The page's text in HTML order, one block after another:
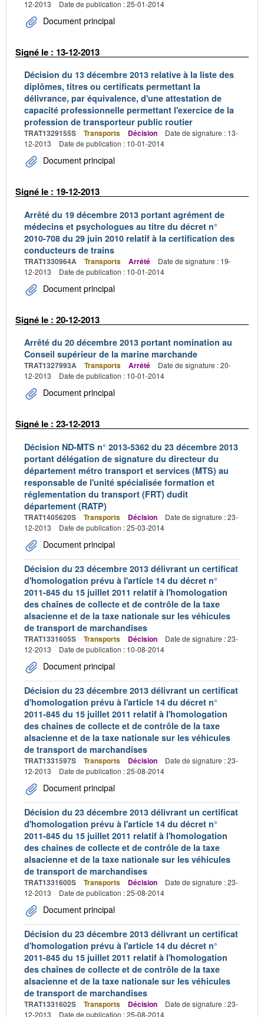
12-2013 Date de publication : 25-01-2014
Document principal
Signé le : 13-12-2013
Décision du 13 décembre 2013 relative à la liste des
diplômes, titres ou certificats permettant la
délivrance, par équivalence, d'une attestation de
capacité professionnelle permettant l'exercice de la
profession de transporteur public routier
TRAT1329155S Transports Décision
Date de signature : 13-
12-2013
Date de publication : 10-01-2014
Document principal
Signé le : 19-12-2013
Arrêté du 19 décembre 2013 portant agrément de
médecins et psychologues au titre du décret n°
2010-708 du 29 juin 2010 relatif à la certification des
conducteurs de trains
TRAT1330964A Transports Arrêté
Date de signature : 19-
12-2013
Date de publication : 10-01-2014
Document principal
Signé le : 20-12-2013
Arrêté du 20 décembre 2013 portant nomination au
Conseil supérieur de la marine marchande
TRAT1327993A Transports Arrêté
Date de signature : 20-
12-2013
Date de publication : 10-01-2014
Document principal
Signé le : 23-12-2013
Décision ND-MTS n° 2013-5362 du 23 décembre 2013
portant délégation de signature du directeur du
département métro transport et services (MTS) au
responsable de l'unité spécialisée formation et
réglementation du transport (FRT) dudit
département (RATP)
TRAT1405620S Transports Décision
Date de signature : 23-
12-2013
Date de publication : 25-03-2014
Document principal
Décision du 23 décembre 2013 délivrant un certificat
d'homologation prévu à l'article 14 du décret n°
2011-845 du 15 juillet 2011 relatif à l'homologation
des chaînes de collecte et de contrôle de la taxe
alsacienne et de la taxe nationale sur les véhicules
de transport de marchandises
TRAT1331605S Transports Décision
Date de signature : 23-
12-2013
Date de publication : 10-08-2014
Document principal
Décision du 23 décembre 2013 délivrant un certificat
d'homologation prévu à l'article 14 du décret n°
2011-845 du 15 juillet 2011 relatif à l'homologation
des chaînes de collecte et de contrôle de la taxe
alsacienne et de la taxe nationale sur les véhicules
de transport de marchandises
TRAT1331597S Transports Décision
Date de signature : 23-
12-2013
Date de publication : 25-08-2014
Document principal
Décision du 23 décembre 2013 délivrant un certificat
d'homologation prévu à l'article 14 du décret n°
2011-845 du 15 juillet 2011 relatif à l'homologation
des chaînes de collecte et de contrôle de la taxe
alsacienne et de la taxe nationale sur les véhicules
de transport de marchandises
TRAT1331600S Transports Décision
Date de signature : 23-
12-2013
Date de publication : 25-08-2014
Document principal
Décision du 23 décembre 2013 délivrant un certificat
d'homologation prévu à l'article 14 du décret n°
2011-845 du 15 juillet 2011 relatif à l'homologation
des chaînes de collecte et de contrôle de la taxe
alsacienne et de la taxe nationale sur les véhicules
de transport de marchandises
TRAT1331602S Transports Décision
Date de signature : 23-
12-2013
Date de publication : 25-08-2014